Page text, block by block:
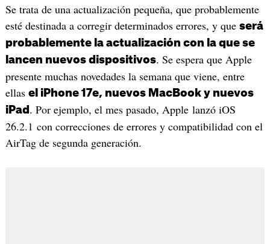
Se trata de una actualización pequeña, que probablemente
esté destinada a corregir determinados errores, y que será
probablemente la actualización con la que se
lancen nuevos dispositivos. Se espera que Apple
presente muchas novedades la semana que viene, entre
ellas el iPhone 17e, nuevos MacBook y nuevos
iPad . Por ejemplo, el mes pasado, Apple lanzó iOS
26.2.1 con correcciones de errores y compatibilidad con el
AirTag de segunda generación.